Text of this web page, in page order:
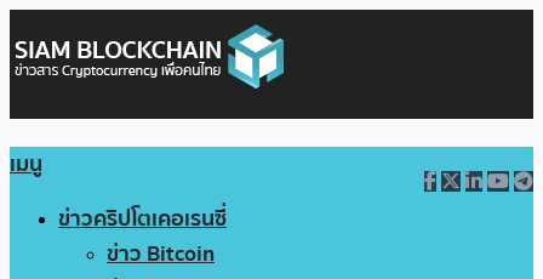
เมนู
ข่าวคริปโตเคอเรนซี่
ข่าว Bitcoin